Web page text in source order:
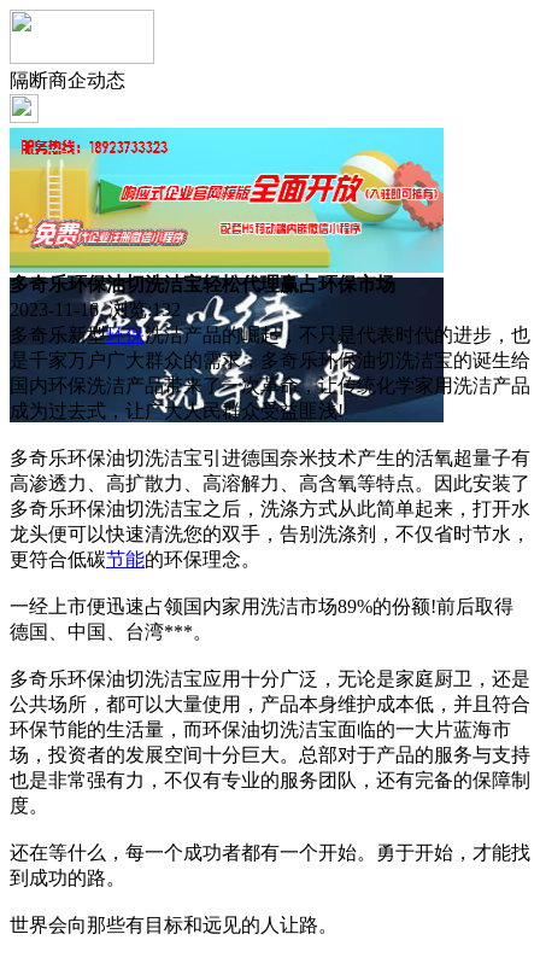
隔断商企动态
多奇乐环保油切洗洁宝轻松代理赢占环保市场
2023-11-16 浏览:132
多奇乐新型环保洗洁产品的崛起，不只是代表时代的进步，也
是千家万户广大群众的需求，多奇乐环保油切洗洁宝的诞生给
国内环保洗洁产品带来了一次革命，让传统化学家用洗洁产品
成为过去式，让广大人民群众受益匪浅!
多奇乐环保油切洗洁宝引进德国奈米技术产生的活氧超量子有
高渗透力、高扩散力、高溶解力、高含氧等特点。因此安装了
多奇乐环保油切洗洁宝之后，洗涤方式从此简单起来，打开水
龙头便可以快速清洗您的双手，告别洗涤剂，不仅省时节水，
更符合低碳节能的环保理念。
一经上市便迅速占领国内家用洗洁市场89%的份额!前后取得
德国、中国、台湾***。
多奇乐环保油切洗洁宝应用十分广泛，无论是家庭厨卫，还是
公共场所，都可以大量使用，产品本身维护成本低，并且符合
环保节能的生活量，而环保油切洗洁宝面临的一大片蓝海市
场，投资者的发展空间十分巨大。总部对于产品的服务与支持
也是非常强有力，不仅有专业的服务团队，还有完备的保障制
度。
还在等什么，每一个成功者都有一个开始。勇于开始，才能找
到成功的路。
世界会向那些有目标和远见的人让路。